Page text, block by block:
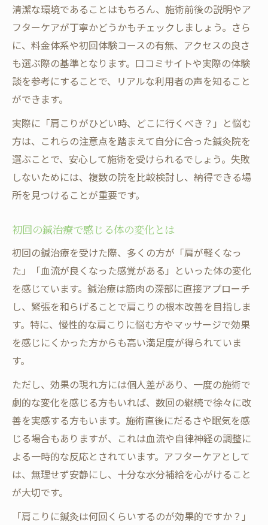
清潔な環境であることはもちろん、施術前後の説明やア
フターケアが丁寧かどうかもチェックしましょう。さら
に、料金体系や初回体験コースの有無、アクセスの良さ
も選ぶ際の基準となります。口コミサイトや実際の体験
談を参考にすることで、リアルな利用者の声を知ること
ができます。
実際に「肩こりがひどい時、どこに行くべき？」と悩む
方は、これらの注意点を踏まえて自分に合った鍼灸院を
選ぶことで、安心して施術を受けられるでしょう。失敗
しないためには、複数の院を比較検討し、納得できる場
所を見つけることが重要です。
初回の鍼治療で感じる体の変化とは
初回の鍼治療を受けた際、多くの方が「肩が軽くなっ
た」「血流が良くなった感覚がある」といった体の変化
を感じています。鍼治療は筋肉の深部に直接アプローチ
し、緊張を和らげることで肩こりの根本改善を目指しま
す。特に、慢性的な肩こりに悩む方やマッサージで効果
を感じにくかった方からも高い満足度が得られていま
す。
ただし、効果の現れ方には個人差があり、一度の施術で
劇的な変化を感じる方もいれば、数回の継続で徐々に改
善を実感する方もいます。施術直後にだるさや眠気を感
じる場合もありますが、これは血流や自律神経の調整に
よる一時的な反応とされています。アフターケアとして
は、無理せず安静にし、十分な水分補給を心がけること
が大切です。
「肩こりに鍼灸は何回くらいするのが効果的ですか？」